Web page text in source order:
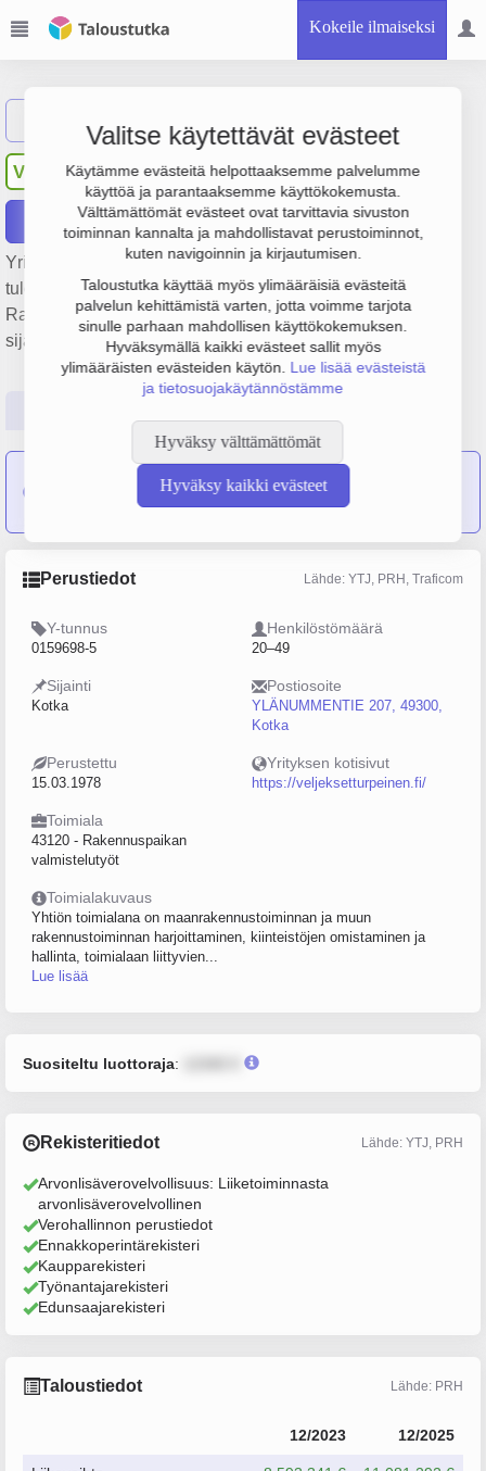
Kokeile ilmaiseksi
Valitse käytettävät evästeet
Käytämme evästeitä helpottaaksemme palvelumme
käyttöä ja parantaaksemme käyttökokemusta.
Välttämättömät evästeet ovat tarvittavia sivuston
toiminnan kannalta ja mahdollistavat perustoiminnot,
kuten navigoinnin ja kirjautumisen.
Taloustutka käyttää myös ylimääräisiä evästeitä
palvelun kehittämistä varten, jotta voimme tarjota
sinulle parhaan mahdollisen käyttökokemuksen.
Hyväksymällä kaikki evästeet sallit myös
ylimääräisten evästeiden käytön. Lue lisää evästeistä
ja tietosuojakäytännöstämme
Hyväksy välttämättömät
Hyväksy kaikki evästeet
VT Veljekset Turpeinen Oy
Raportit
Yrityksen Veljekset Turpeinen Oy liikevaihto on 11.1 milj. €,
tulos 711 000 € ja henkilöstömäärä 32. Sen päätoimiala on
Rakennuspaikan valmistelutyöt, perustamisvuosi 1978 ja
sijainti Kotka. Yrityksen yhtiömuoto Osakeyhtiö (OY).
Ylänummen Konepalvelu Oyon sulautunut yritykseen
Veljekset Turpeinen Oy
Perustiedot Lähde: YTJ, PRH, Traficom
Y-tunnus
0159698-5
Henkilöstömäärä
20–49
Sijainti
Kotka
Postiosoite
YLÄNUMMENTIE 207, 49300,
Kotka
Perustettu
15.03.1978
Yrityksen kotisivut
https://veljeksetturpeinen.fi/
Toimiala
43120 - Rakennuspaikan
valmistelutyöt
Toimialakuvaus
Yhtiön toimialana on maanrakennustoiminnan ja muun
rakennustoiminnan harjoittaminen, kiinteistöjen omistaminen ja
hallinta, toimialaan liittyvien...
Lue lisää
Suositeltu luottoraja:
Rekisteritiedot Lähde: YTJ, PRH
Arvonlisäverovelvollisuus: Liiketoiminnasta
arvonlisäverovelvollinen
Verohallinnon perustiedot
Ennakkoperintärekisteri
Kaupparekisteri
Työnantajarekisteri
Edunsaajarekisteri
Taloustiedot Lähde: PRH
12/2023 12/2025